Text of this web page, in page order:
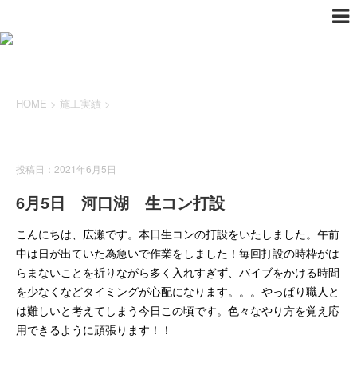
HOME > 施工実績 >
投稿日：2021年6月5日
6月5日 河口湖 生コン打設
こんにちは、広瀬です。本日生コンの打設をいたしました。午前
中は日が出ていた為急いで作業をしました！毎回打設の時枠がは
らまないことを祈りながら多く入れすぎず、バイブをかける時間
を少なくなどタイミングが心配になります。。。やっぱり職人と
は難しいと考えてしまう今日この頃です。色々なやり方を覚え応
用できるように頑張ります！！